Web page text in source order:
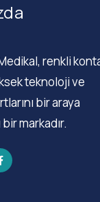
renkli
teknoloji ve
bir araya
markadır.